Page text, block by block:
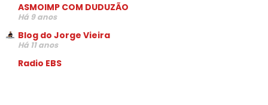
ASMOIMP COM DUDUZÃO
Há 9 anos
Blog do Jorge Vieira
Há 11 anos
Radio EBS